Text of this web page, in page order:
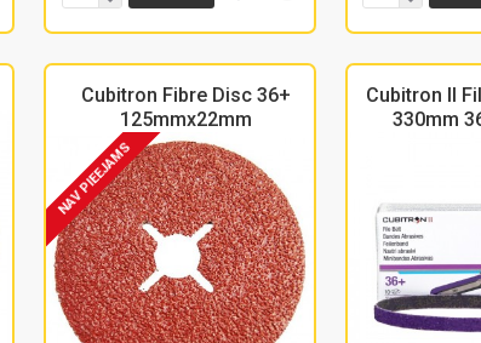
Cubitron Fibre Disc 36+
125mmx22mm
NAV PIEEJAMS
Cubitron II
330mm